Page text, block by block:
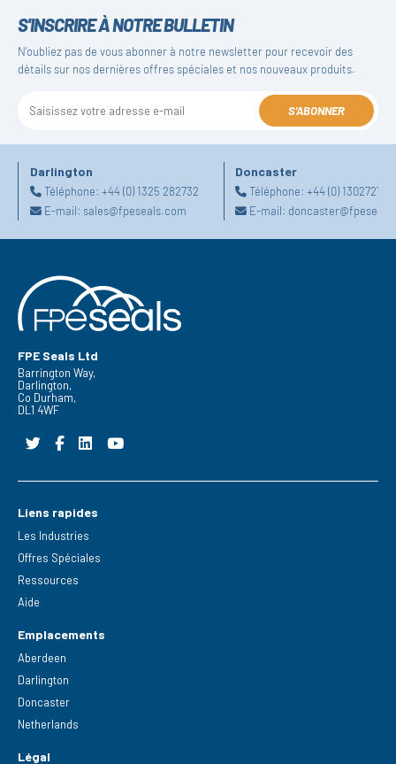
S'INSCRIRE À NOTRE BULLETIN
N'oubliez pas de vous abonner à notre newsletter pour recevoir des
détails sur nos dernières offres spéciales et nos nouveaux produits.
S'ABONNER
Darlington
Téléphone: +44 (0) 1325 282732
E-mail: sales@fpeseals.com
Doncaster
Téléphone:+44 (0)
E-mail:
FPE Seals Ltd
Barrington Way,
Darlington,
Co Durham,
DL1 4WF
Liens rapides
Les Industries
Offres Spéciales
Ressources
Aide
Emplacements
Aberdeen
Darlington
Doncaster
Netherlands
Légal